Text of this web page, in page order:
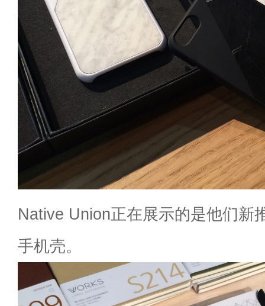
Native Union正在展示的是他们新
手机壳。